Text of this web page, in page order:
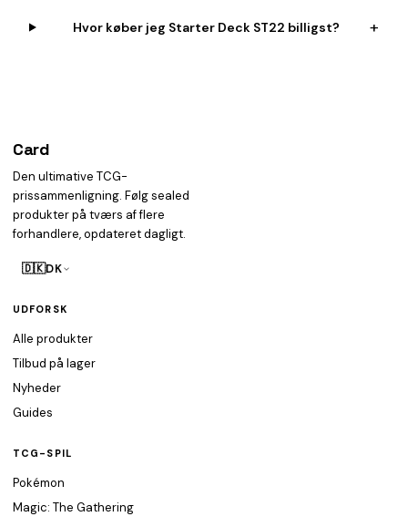
Hvor køber jeg Starter Deck ST22 billigst? +
Card
Den ultimative TCG-
prissammenligning. Følg sealed
produkter på tværs af flere
forhandlere, opdateret dagligt.
🇩🇰DK
UDFORSK
Alle produkter
Tilbud på lager
Nyheder
Guides
TCG-SPIL
Pokémon
Magic: The Gathering